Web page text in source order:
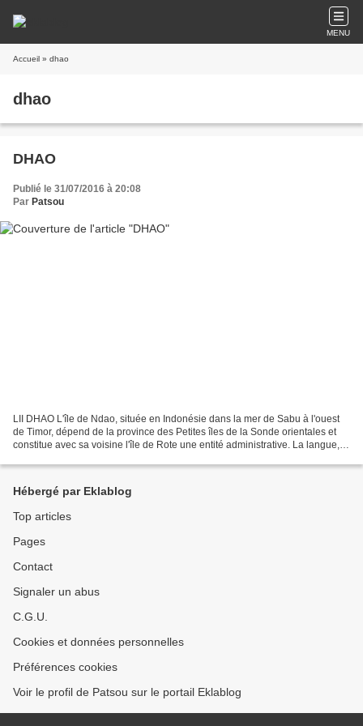
MENU
Accueil » dhao
dhao
DHAO
Publié le 31/07/2016 à 20:08
Par Patsou
LII DHAO L'île de Ndao, située en Indonésie dans la mer de Sabu à l'ouest
de Timor, dépend de la province des Petites îles de la Sonde orientales et
constitue avec sa voisine l'île de Rote une entité administrative. La langue, le
Hébergé par Eklablog
Top articles
Pages
Contact
Signaler un abus
C.G.U.
Cookies et données personnelles
Préférences cookies
Voir le profil de Patsou sur le portail Eklablog